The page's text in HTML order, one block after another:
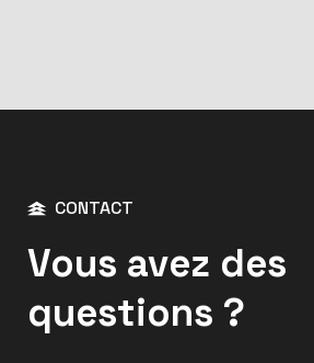
CONTACT
Vous avez des
questions ?